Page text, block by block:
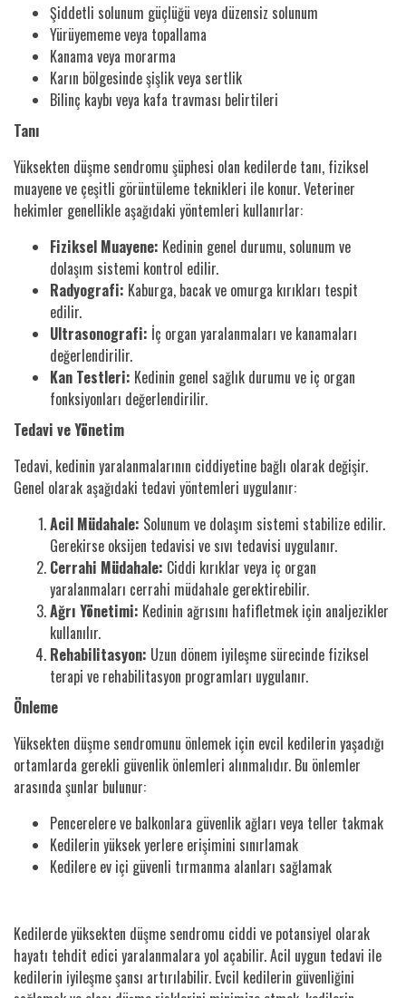
Şiddetli solunum güçlüğü veya düzensiz solunum
Yürüyememe veya topallama
Kanama veya morarma
Karın bölgesinde şişlik veya sertlik
Bilinç kaybı veya kafa travması belirtileri
Tanı
Yüksekten düşme sendromu şüphesi olan kedilerde tanı, fiziksel
muayene ve çeşitli görüntüleme teknikleri ile konur. Veteriner
hekimler genellikle aşağıdaki yöntemleri kullanırlar:
Fiziksel Muayene: Kedinin genel durumu, solunum ve
dolaşım sistemi kontrol edilir.
Radyografi: Kaburga, bacak ve omurga kırıkları tespit
edilir.
Ultrasonografi: İç organ yaralanmaları ve kanamaları
değerlendirilir.
Kan Testleri: Kedinin genel sağlık durumu ve iç organ
fonksiyonları değerlendirilir.
Tedavi ve Yönetim
Tedavi, kedinin yaralanmalarının ciddiyetine bağlı olarak değişir.
Genel olarak aşağıdaki tedavi yöntemleri uygulanır:
Acil Müdahale: Solunum ve dolaşım sistemi stabilize edilir.
Gerekirse oksijen tedavisi ve sıvı tedavisi uygulanır.
Cerrahi Müdahale: Ciddi kırıklar veya iç organ
yaralanmaları cerrahi müdahale gerektirebilir.
Ağrı Yönetimi: Kedinin ağrısını hafifletmek için analjezikler
kullanılır.
Rehabilitasyon: Uzun dönem iyileşme sürecinde fiziksel
terapi ve rehabilitasyon programları uygulanır.
Önleme
Yüksekten düşme sendromunu önlemek için evcil kedilerin yaşadığı
ortamlarda gerekli güvenlik önlemleri alınmalıdır. Bu önlemler
arasında şunlar bulunur:
Pencerelere ve balkonlara güvenlik ağları veya teller takmak
Kedilerin yüksek yerlere erişimini sınırlamak
Kedilere ev içi güvenli tırmanma alanları sağlamak
Kedilerde yüksekten düşme sendromu ciddi ve potansiyel olarak
hayatı tehdit edici yaralanmalara yol açabilir. Acil uygun tedavi ile
kedilerin iyileşme şansı artırılabilir. Evcil kedilerin güvenliğini